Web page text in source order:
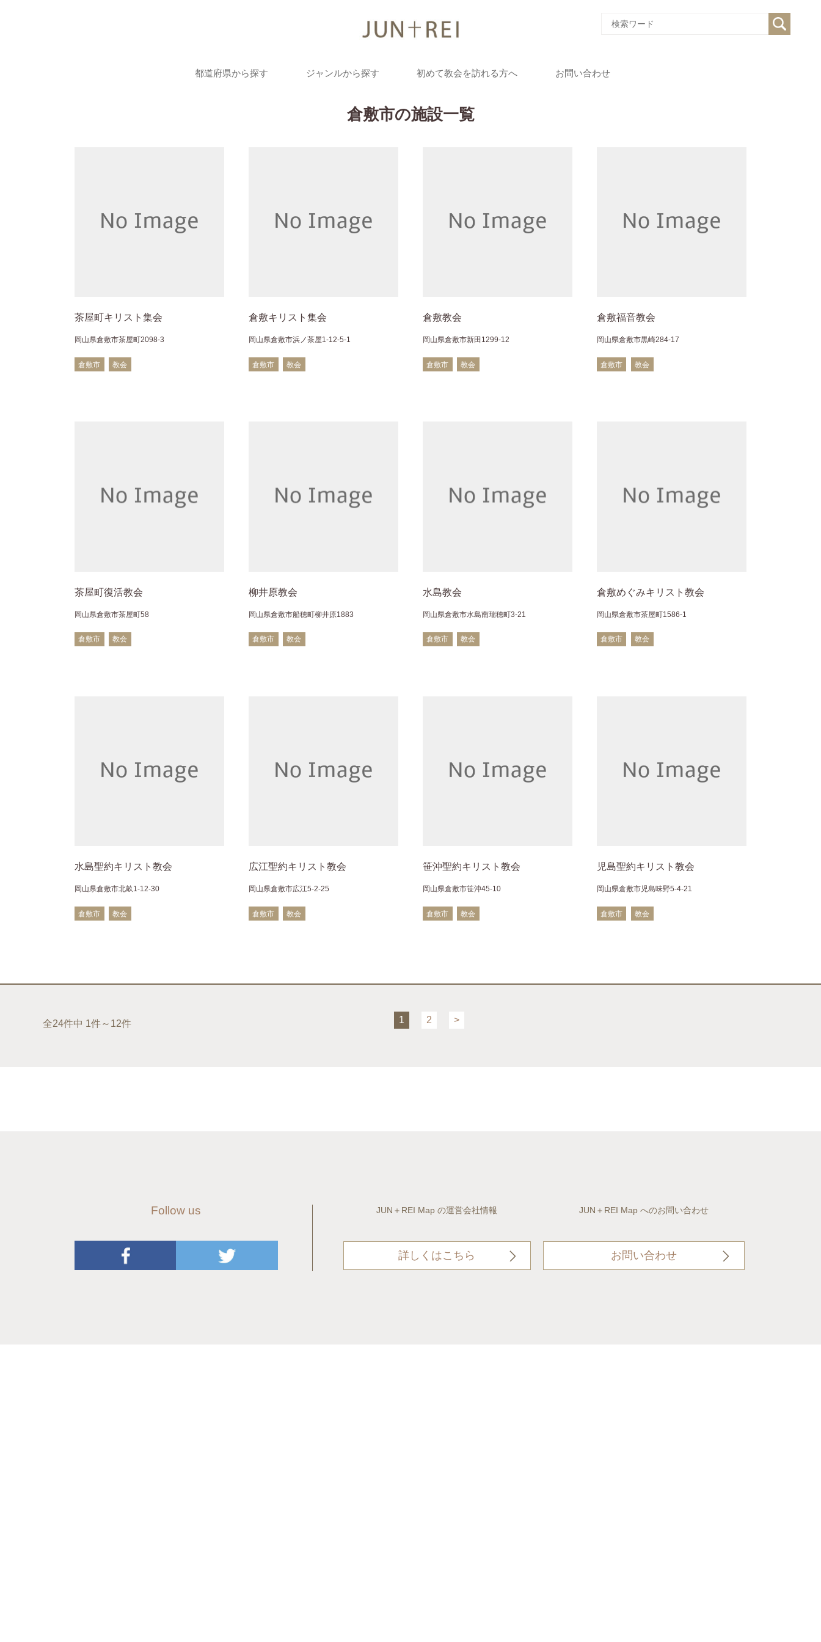
都道府県から探す ジャンルから探す 初めて教会を訪れる方へ お問い合わせ
倉敷市の施設一覧
茶屋町キリスト集会
岡山県倉敷市茶屋町2098-3
倉敷市 教会
倉敷キリスト集会
岡山県倉敷市浜ノ茶屋1-12-5-1
倉敷市 教会
倉敷教会
岡山県倉敷市新田1299-12
倉敷市 教会
倉敷福音教会
岡山県倉敷市黒崎284-17
倉敷市 教会
茶屋町復活教会
岡山県倉敷市茶屋町58
倉敷市 教会
柳井原教会
岡山県倉敷市船穂町柳井原1883
倉敷市 教会
水島教会
岡山県倉敷市水島南瑞穂町3-21
倉敷市 教会
倉敷めぐみキリスト教会
岡山県倉敷市茶屋町1586-1
倉敷市 教会
水島聖約キリスト教会
岡山県倉敷市北畝1-12-30
倉敷市 教会
広江聖約キリスト教会
岡山県倉敷市広江5-2-25
倉敷市 教会
笹沖聖約キリスト教会
岡山県倉敷市笹沖45-10
倉敷市 教会
児島聖約キリスト教会
岡山県倉敷市児島味野5-4-21
倉敷市 教会
全24件中 1件～12件 1 2 >
Follow us JUN＋REI Map の運営会社情報
詳しくはこちら
JUN＋REI Map へのお問い合わせ
お問い合わせ